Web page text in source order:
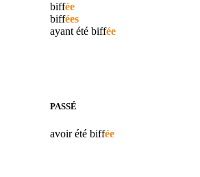
biffée
biffées
ayant été biffée
PASSÉ
avoir été biffée